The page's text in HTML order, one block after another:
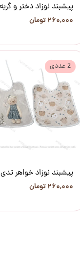
پیشبند نوزاد دختر و گربه
۲۶۰,۰۰۰ تومان
پیشبند نوزاد خواهر تدی
۲۶۰,۰۰۰ تومان
2 عددی